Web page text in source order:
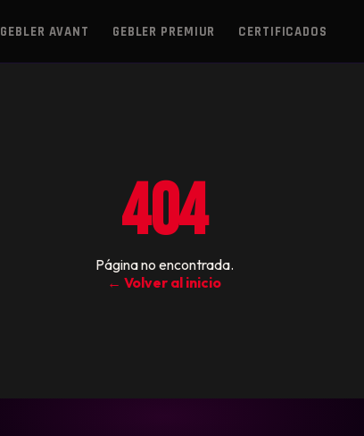
GEBLER AVANT GEBLER PREMIUR CERTIFICADOS
404
Página no encontrada.
← Volver al inicio